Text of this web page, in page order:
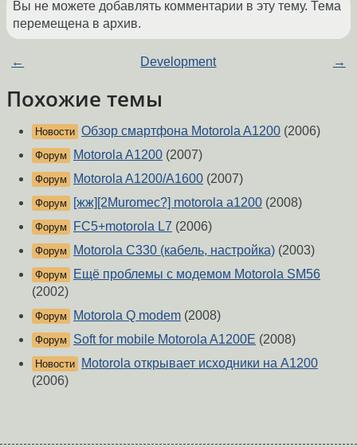
Вы не можете добавлять комментарии в эту тему. Тема
перемещена в архив.
← Development →
Похожие темы
Новости Обзор смартфона Motorola A1200 (2006)
Форум Motorola A1200 (2007)
Форум Motorola A1200/A1600 (2007)
Форум [жж][2Muromec?] motorola a1200 (2008)
Форум FC5+motorola L7 (2006)
Форум Motorola C330 (кабель, настройка) (2003)
Форум
Ещё проблемы с модемом Motorola SM56
(2002)
Форум Motorola Q modem (2008)
Форум Soft for mobile Motorola A1200E (2008)
Новости
Motorola открывает исходники на A1200
(2006)